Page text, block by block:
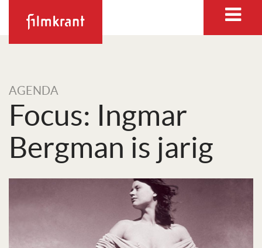
AGENDA
Focus: Ingmar
Bergman is jarig